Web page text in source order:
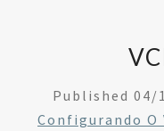
Published 04/
Configurando O